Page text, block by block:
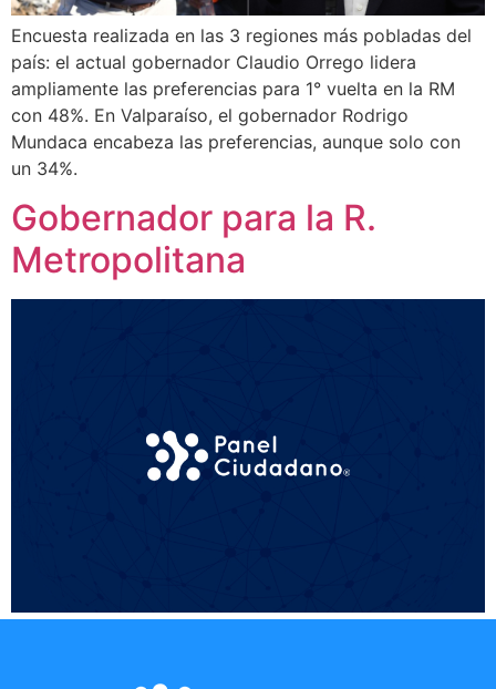
Encuesta realizada en las 3 regiones más pobladas del
país: el actual gobernador Claudio Orrego lidera
ampliamente las preferencias para 1° vuelta en la RM
con 48%. En Valparaíso, el gobernador Rodrigo
Mundaca encabeza las preferencias, aunque solo con
un 34%.
Gobernador para la R.
Metropolitana